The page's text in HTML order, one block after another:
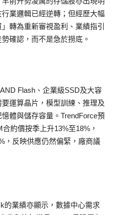
業邏輯已經逆轉；但經歷大幅
轉為重新審視盈利、業績指引
確認，而不是急於撈底。
Flash、企業級SSD及大容
運算晶片，模型訓練、推理及
體與儲存容量。TrendForce預
約價按季上升13%至18%，
，反映供應仍然偏緊，廠商議
的業績亦顯示，數據中心需求